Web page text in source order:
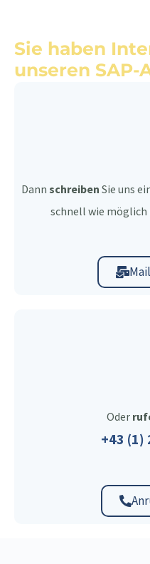
Sie haben
unseren SAP-
Dann schreiben Sie uns
schnell wie möglich
Oder
+43 (1)